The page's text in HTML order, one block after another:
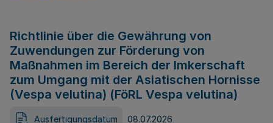
Richtlinie über die Gewährung von
Zuwendungen zur Förderung von
Maßnahmen im Bereich der Imkerschaft
zum Umgang mit der Asiatischen Hornisse
(Vespa velutina) (FöRL Vespa velutina)
Ausfertigungsdatum 08.07.2026